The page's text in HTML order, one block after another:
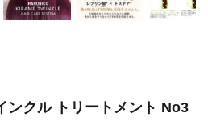
ンクル トリートメント No3